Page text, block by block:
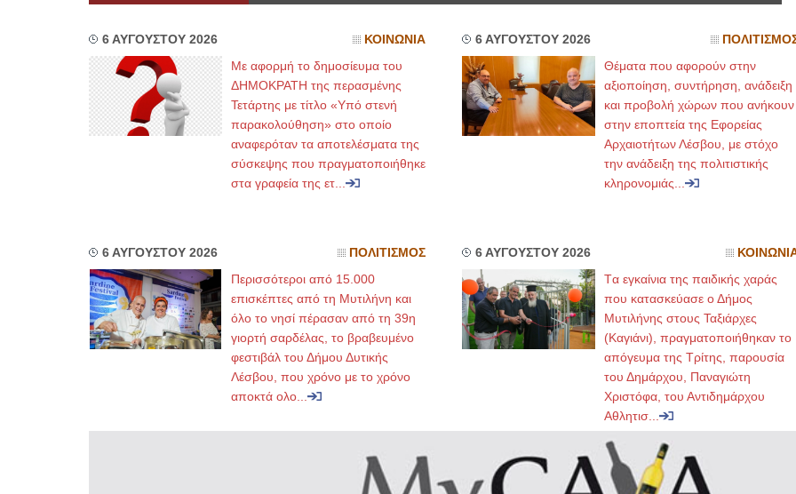
6 ΑΥΓΟΥΣΤΟΥ 2026 ΚΟΙΝΩΝΙΑ
Με αφορμή το δημοσίευμα του
ΔΗΜΟΚΡΑΤΗ της περασμένης
Τετάρτης με τίτλο «Υπό στενή
παρακολούθηση» στο οποίο
αναφερόταν τα αποτελέσματα της
σύσκεψης που πραγματοποιήθηκε
στα γραφεία της ετ...
6 ΑΥΓΟΥΣΤΟΥ 2026
Θέματα που αφορούν στην
αξιοποίηση, συντήρηση, ανάδειξη
και προβολή χώρων που ανήκουν
στην εποπτεία της Εφορείας
Αρχαιοτήτων Λέσβου, με στόχο
την ανάδειξη της πολιτιστικής
κληρονομιάς...
6 ΑΥΓΟΥΣΤΟΥ 2026 ΠΟΛΙΤΙΣΜΟΣ
Περισσότεροι από 15.000
επισκέπτες από τη Μυτιλήνη και
όλο το νησί πέρασαν από τη 39η
γιορτή σαρδέλας, το βραβευμένο
φεστιβάλ του Δήμου Δυτικής
Λέσβου, που χρόνο με το χρόνο
αποκτά ολο...
6 ΑΥΓΟΥΣΤΟΥ 2026
Tα εγκαίνια της παιδικής χαράς
που κατασκεύασε ο Δήμος
Μυτιλήνης στους Ταξιάρχες
(Καγιάνι), πραγματοποιήθηκαν το
απόγευμα της Τρίτης, παρουσία
του Δημάρχου, Παναγιώτη
Χριστόφα, του Αντιδημάρχου
Αθλητισ...